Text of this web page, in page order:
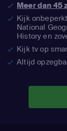
Meer dan 45
Kijk
National
History en
Kijk tv op
Altijd